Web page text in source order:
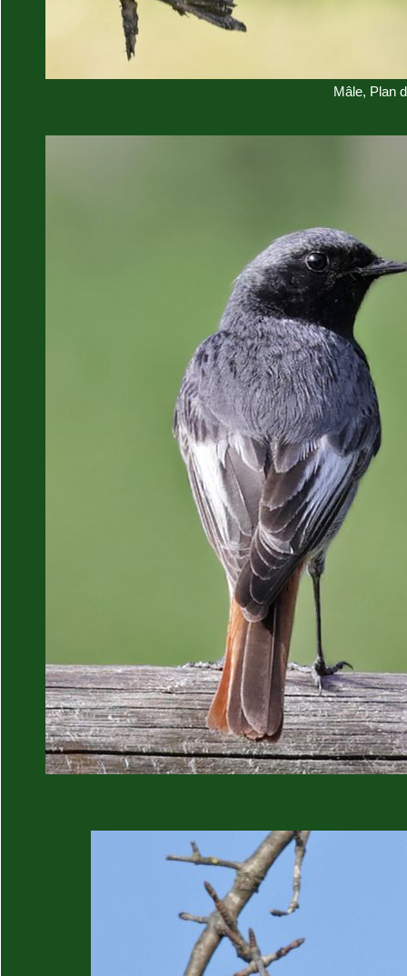
Mâle, Plan